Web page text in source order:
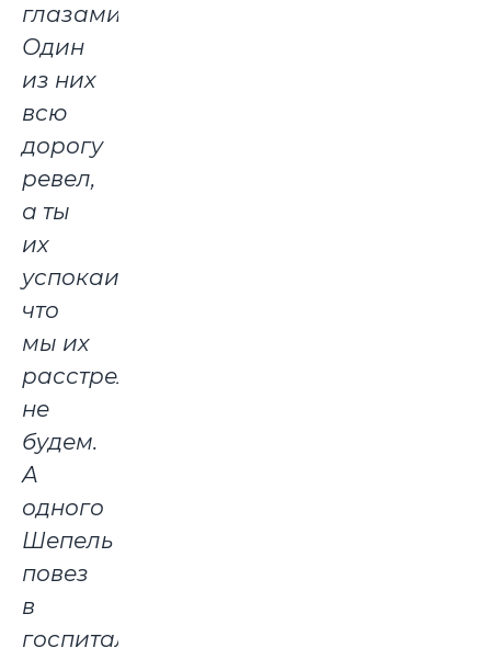
глазами.
Один
из них
всю
дорогу
ревел,
а ты
их
успокаивал,
что
мы их
расстреливать
не
будем.
А
одного
Шепель
повез
в
госпиталь